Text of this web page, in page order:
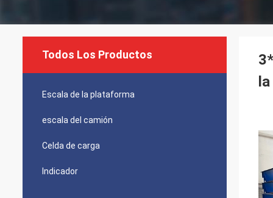
Todos Los Productos
Escala de la plataforma
escala del camión
Celda de carga
Indicador